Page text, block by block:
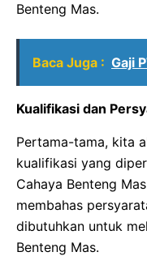
Benteng Mas.
Baca Juga : Gaji
Kualifikasi dan
Pertama-tama, kita
kualifikasi yang
Cahaya Benteng
membahas
dibutuhkan untuk
Benteng Mas.